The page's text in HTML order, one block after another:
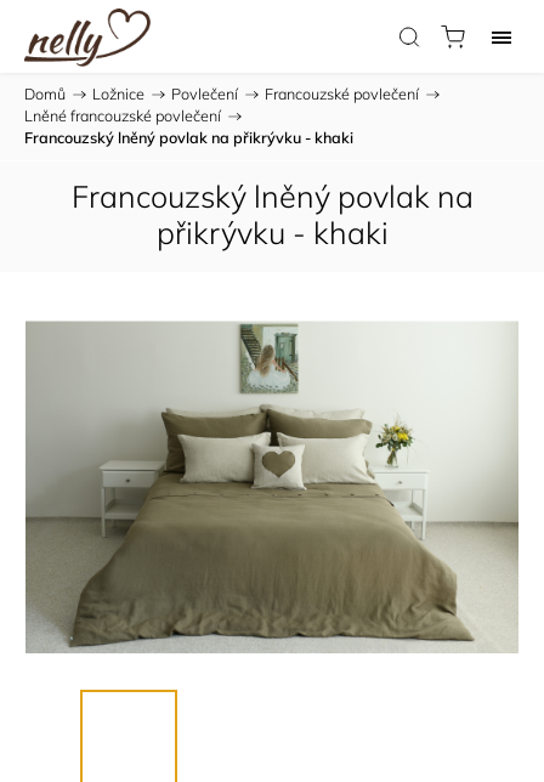
Domů / Ložnice / Povlečení / Francouzské povlečení /
Lněné francouzské povlečení /
Francouzský lněný povlak na přikrývku - khaki
Francouzský lněný povlak na
přikrývku - khaki